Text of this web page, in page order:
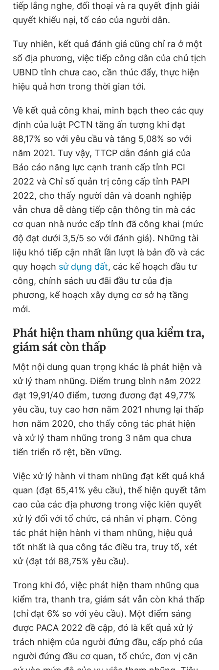
tiếp lắng nghe, đối thoại và ra quyết định giải
quyết khiếu nại, tố cáo của người dân.
Tuy nhiên, kết quả đánh giá cũng chỉ ra ở một
số địa phương, việc tiếp công dân của chủ tịch
UBND tỉnh chưa cao, cần thúc đẩy, thực hiện
hiệu quả hơn trong thời gian tới.
Về kết quả công khai, minh bạch theo các quy
định của luật PCTN tăng ấn tượng khi đạt
88,17% so với yêu cầu và tăng 5,08% so với
năm 2021. Tuy vậy, TTCP dẫn đánh giá của
Báo cáo năng lực cạnh tranh cấp tỉnh PCI
2022 và Chỉ số quản trị công cấp tỉnh PAPI
2022, cho thấy người dân và doanh nghiệp
vẫn chưa dễ dàng tiếp cận thông tin mà các
cơ quan nhà nước cấp tỉnh đã công khai (mức
độ đạt dưới 3,5/5 so với đánh giá). Những tài
liệu khó tiếp cận nhất lần lượt là bản đồ và các
quy hoạch sử dụng đất, các kế hoạch đầu tư
công, chính sách ưu đãi đầu tư của địa
phương, kế hoạch xây dựng cơ sở hạ tầng
mới.
Phát hiện tham nhũng qua kiểm tra,
giám sát còn thấp
Một nội dung quan trọng khác là phát hiện và
xử lý tham nhũng. Điểm trung bình năm 2022
đạt 19,91/40 điểm, tương đương đạt 49,77%
yêu cầu, tuy cao hơn năm 2021 nhưng lại thấp
hơn năm 2020, cho thấy công tác phát hiện
và xử lý tham nhũng trong 3 năm qua chưa
tiến triển rõ rệt, bền vững.
Việc xử lý hành vi tham nhũng đạt kết quả khả
quan (đạt 65,41% yêu cầu), thể hiện quyết tâm
cao của các địa phương trong việc kiên quyết
xử lý đối với tổ chức, cá nhân vi phạm. Công
tác phát hiện hành vi tham nhũng, hiệu quả
tốt nhất là qua công tác điều tra, truy tố, xét
xử (đạt tới 88,75% yêu cầu).
Trong khi đó, việc phát hiện tham nhũng qua
kiểm tra, thanh tra, giám sát vẫn còn khá thấp
(chỉ đạt 6% so với yêu cầu). Một điểm sáng
được PACA 2022 đề cập, đó là kết quả xử lý
trách nhiệm của người đứng đầu, cấp phó của
người đứng đầu cơ quan, tổ chức, đơn vị căn